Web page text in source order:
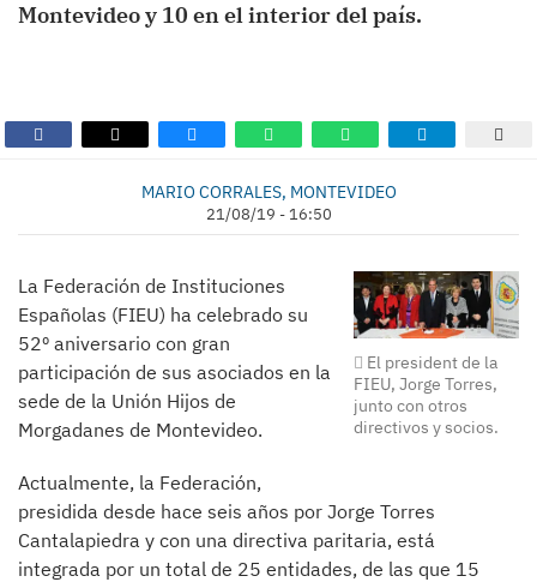
Montevideo y 10 en el interior del país.
MARIO CORRALES, MONTEVIDEO
21/08/19 - 16:50
El president de la
FIEU, Jorge Torres,
junto con otros
directivos y socios.
La Federación de Instituciones
Españolas (FIEU) ha celebrado su
52º aniversario con gran
participación de sus asociados en la
sede de la Unión Hijos de
Morgadanes de Montevideo.
Actualmente, la Federación,
presidida desde hace seis años por Jorge Torres
Cantalapiedra y con una directiva paritaria, está
integrada por un total de 25 entidades, de las que 15